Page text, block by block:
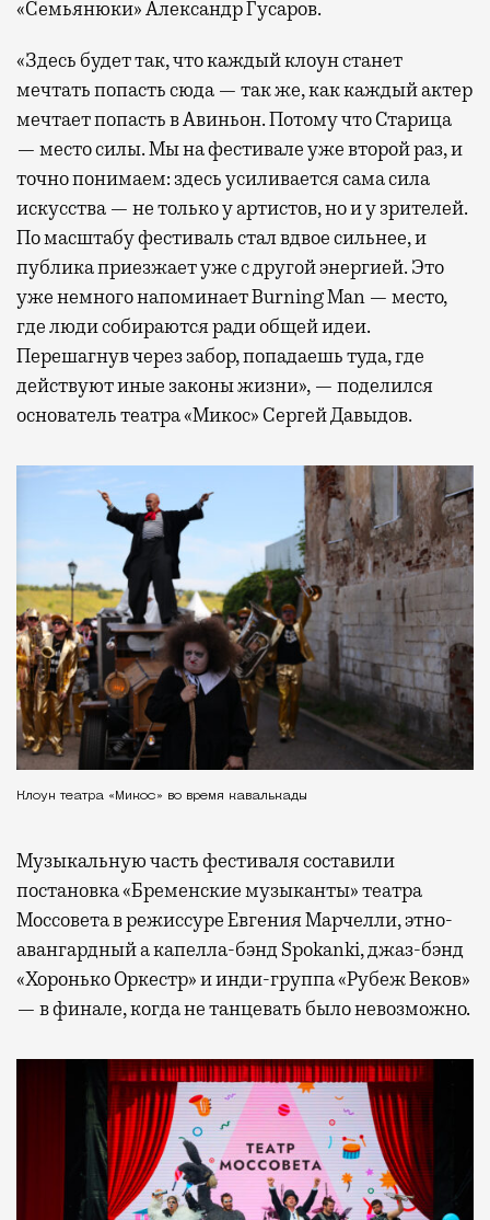
«Семьянюки» Александр Гусаров.
«Здесь будет так, что каждый клоун станет
мечтать попасть сюда — так же, как каждый актер
мечтает попасть в Авиньон. Потому что Старица
— место силы. Мы на фестивале уже второй раз, и
точно понимаем: здесь усиливается сама сила
искусства — не только у артистов, но и у зрителей.
По масштабу фестиваль стал вдвое сильнее, и
публика приезжает уже с другой энергией. Это
уже немного напоминает Burning Man — место,
где люди собираются ради общей идеи.
Перешагнув через забор, попадаешь туда, где
действуют иные законы жизни», — поделился
основатель театра «Микос» Сергей Давыдов.
Клоун театра «Микос» во время кавалькады
Музыкальную часть фестиваля составили
постановка «Бременские музыканты» театра
Моссовета в режиссуре Евгения Марчелли, этно-
авангардный а капелла-бэнд Spokanki, джаз-бэнд
«Хоронько Оркестр» и инди-группа «Рубеж Веков»
— в финале, когда не танцевать было невозможно.